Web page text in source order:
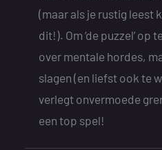
(maar als je rustig leest
dit!). Om ‘de puzzel’ op
over mentale hordes,
slagen (en liefst ook te
verlegt onvermoede
een top spel!